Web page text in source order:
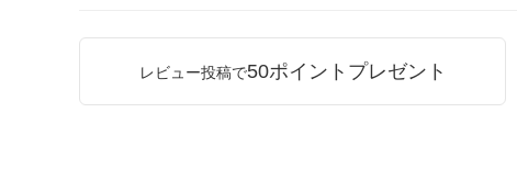
レビュー投稿で50ポイントプレゼント